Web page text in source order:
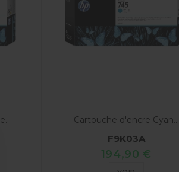
Cartouche d'encre Cyan...
F9K03A
194,90 €